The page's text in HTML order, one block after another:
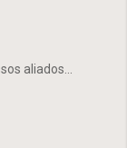
aliados...